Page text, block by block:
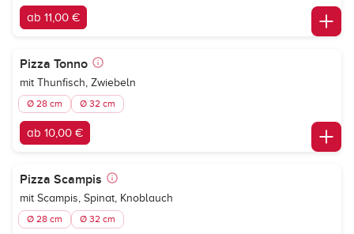
ab 11,00 €
Pizza Tonno
mit Thunfisch, Zwiebeln
Ø 28 cm Ø 32 cm
ab 10,00 €
Pizza Scampis
mit Scampis, Spinat, Knoblauch
Ø 28 cm Ø 32 cm